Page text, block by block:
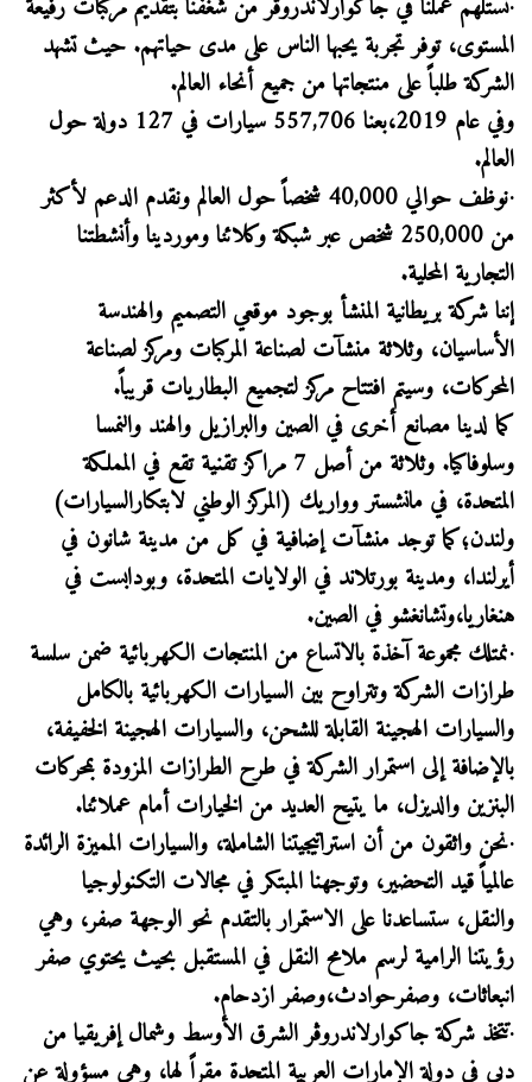
·نستلهم عملنا في جاكوارلاندروڤر من شغفنا بتقديم مركبات رفيعة
المستوى، توفر تجربة يحبها الناس على مدى حياتهم. حيث تشهد
الشركة طلباً على منتجاتها من جميع أنحاء العالم.
وفي عام 2019،بعنا 557,706 سيارات في 127 دولة حول
العالم.
·نوظف حوالي 40,000 شخصاً حول العالم ونقدم الدعم لأكثر
من 250,000 شخص عبر شبكة وكلائنا وموردينا وأنشطتنا
التجارية المحلية.
إننا شركة بريطانية المنشأ بوجود موقعي التصميم والهندسة
الأساسيان، وثلاثة منشآت لصناعة المركبات ومركز لصناعة
المحركات، وسيتم افتتاح مركز لتجميع البطاريات قريباً.
كما لدينا مصانع أخرى في الصين والبرازيل والهند والنمسا
وسلوفاكيا. وثلاثة من أصل 7 مراكز تقنية تقع في المملكة
المتحدة، في مانشستر وواريك (المركز الوطني لابتكارالسيارات)
ولندن؛كما توجد منشآت إضافية في كل من مدينة شانون في
أيرلندا، ومدينة بورتلاند في الولايات المتحدة، وبودابست في
هنغاريا،وتشانغشو في الصين.
·نمتلك مجموعة آخذة بالاتساع من المنتجات الكهربائية ضمن سلسة
طرازات الشركة وتتراوح بين السيارات الكهربائية بالكامل
والسيارات الهجينة القابلة للشحن، والسيارات الهجينة الخفيفة،
بالإضافة إلى استمرار الشركة في طرح الطرازات المزودة بمحركات
البنزين والديزل، ما يتيح العديد من الخيارات أمام عملائنا.
·نحن واثقون من أن استراتيجيتنا الشاملة، والسيارات المميزة الرائدة
عالمياً قيد التحضير، وتوجهنا المبتكر في مجالات التكنولوجيا
والنقل، ستساعدنا على الاستمرار بالتقدم نحو الوجهة صفر، وهي
رؤيتنا الرامية لرسم ملامح النقل في المستقبل بحيث يحتوي صفر
انبعاثات، وصفرحوادث،وصفر ازدحام.
·تتخذ شركة جاكوارلاندروڤر الشرق الأوسط وشمال إفريقيا من
دبي في دولة الإمارات العربية المتحدة مقراً لها، وهي مسؤولة عن